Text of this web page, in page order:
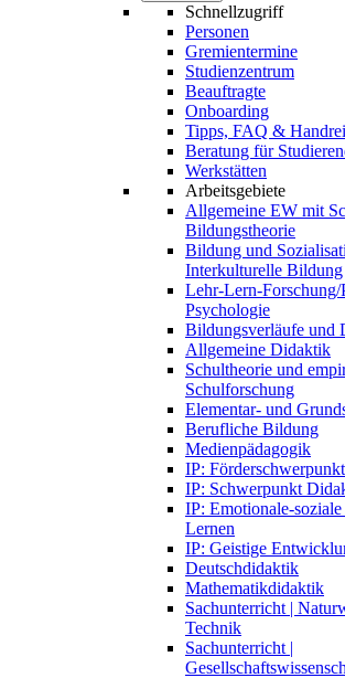
Schnellzugriff
Personen
Gremientermine
Studienzentrum
Beauftragte
Onboarding
Tipps, FAQ &
Beratung für
Werkstätten
Arbeitsgebiete
Allgemeine EW mit
Bildungstheorie
Bildung und
Interkulturelle Bildung
Lehr-Lern-Forschung/
Psychologie
Bildungsverläufe und
Allgemeine Didaktik
Schultheorie und
Schulforschung
Elementar- und
Berufliche Bildung
Medienpädagogik
IP:
IP: Schwerpunkt
IP: Emotionale-
Lernen
IP: Geistige
Deutschdidaktik
Mathematikdidaktik
Sachunterricht |
Technik
Sachunterricht |